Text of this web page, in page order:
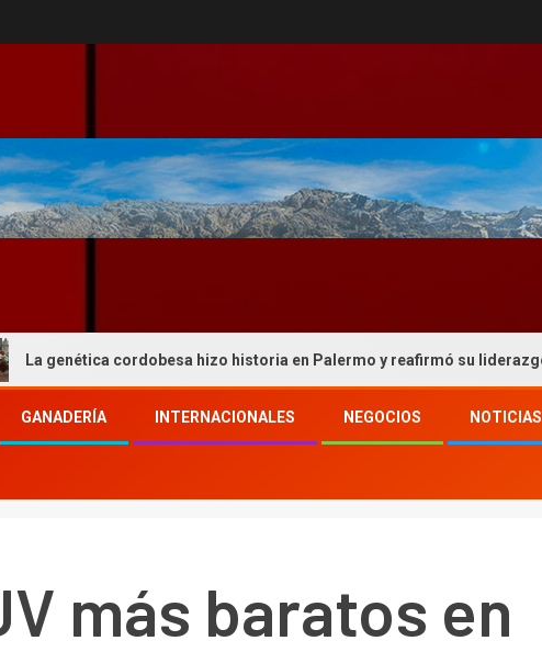
cordobesa hizo historia en Palermo y reafirmó su liderazgo nacional
GANADERÍA INTERNACIONALES NEGOCIOS NOTICIAS
más baratos en